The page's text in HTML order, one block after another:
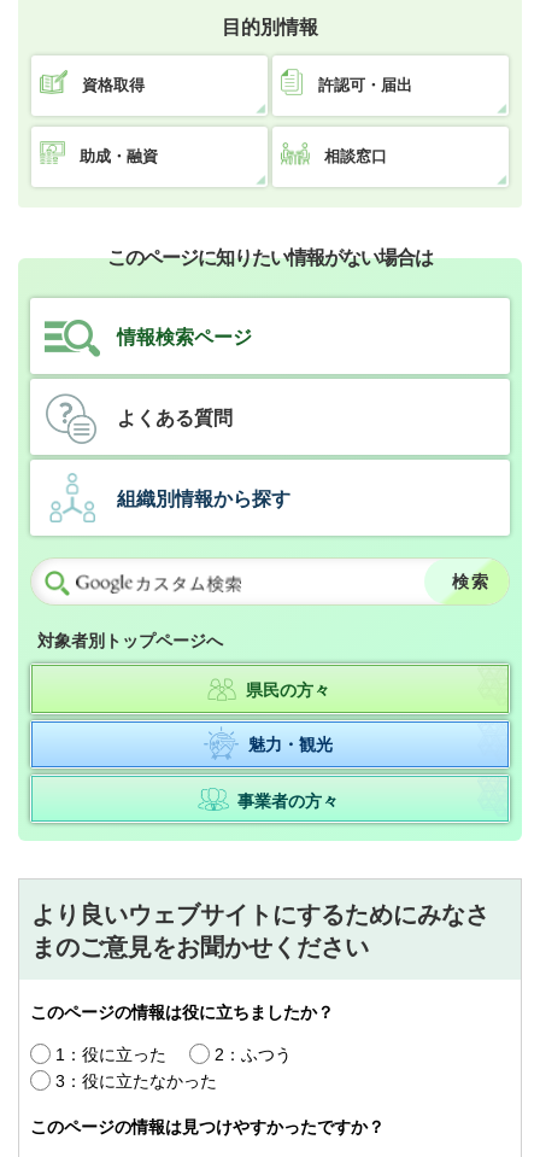
目的別情報
資格取得 許認可・届出
助成・融資 相談窓口
このページに知りたい情報がない場合は
情報検索ページ
よくある質問
組織別情報から探す
対象者別トップページへ
県民の方々
魅力・観光
事業者の方々
より良いウェブサイトにするためにみなさ
まのご意見をお聞かせください
このページの情報は役に立ちましたか？
1：役に立った
2：ふつう
3：役に立たなかった
このページの情報は見つけやすかったですか？